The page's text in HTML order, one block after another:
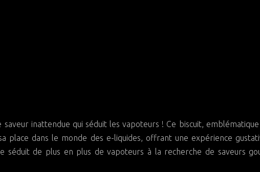
place dans le monde des e-liquides, offrant une expérience
séduit de plus en plus de vapoteurs à la recherche de saveurs